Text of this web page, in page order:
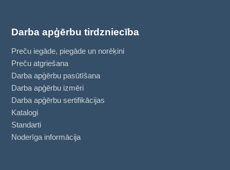
Darba apģērbu tirdzniecība
Preču iegāde, piegāde un norēķini
Preču atgriešana
Darba apģērbu pasūtīšana
Darba apģērbu izmēri
Darba apģērbu sertifikācijas
Katalogi
Standarti
Noderīga informācija